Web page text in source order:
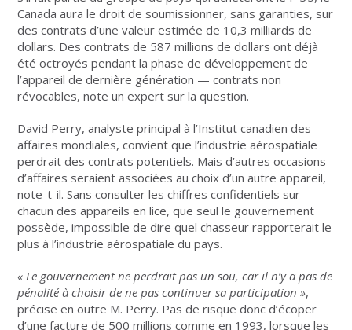
Canada aura le droit de soumissionner, sans garanties, sur
des contrats d’une valeur estimée de 10,3 milliards de
dollars. Des contrats de 587 millions de dollars ont déjà
été octroyés pendant la phase de développement de
l’appareil de dernière génération — contrats non
révocables, note un expert sur la question.
David Perry, analyste principal à l’Institut canadien des
affaires mondiales, convient que l’industrie aérospatiale
perdrait des contrats potentiels. Mais d’autres occasions
d’affaires seraient associées au choix d’un autre appareil,
note-t-il. Sans consulter les chiffres confidentiels sur
chacun des appareils en lice, que seul le gouvernement
possède, impossible de dire quel chasseur rapporterait le
plus à l’industrie aérospatiale du pays.
« Le gouvernement ne perdrait pas un sou, car il n’y a pas de
pénalité à choisir de ne pas continuer sa participation »,
précise en outre M. Perry. Pas de risque donc d’écoper
d’une facture de 500 millions comme en 1993, lorsque les